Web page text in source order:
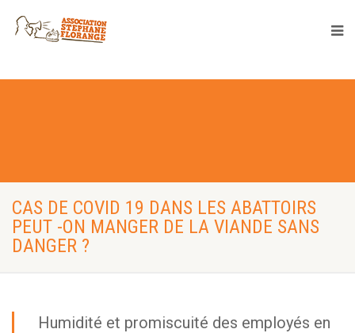
CAS DE COVID 19 DANS LES ABATTOIRS
PEUT -ON MANGER DE LA VIANDE SANS
DANGER ?
Humidité et promiscuité des employés en